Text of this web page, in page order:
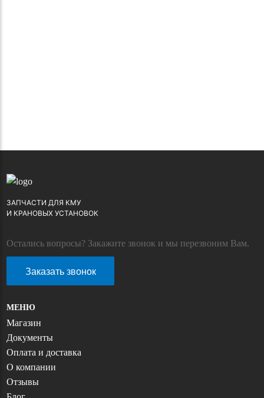
ЗАПЧАСТИ ДЛЯ КМУ
И КРАНОВЫХ УСТАНОВОК
МЕНЮ
Магазин
Документы
Оплата и доставка
О компании
Отзывы
Остались вопросы? Закажите звонок и мы перезвоним Вам.
Заказать звонок